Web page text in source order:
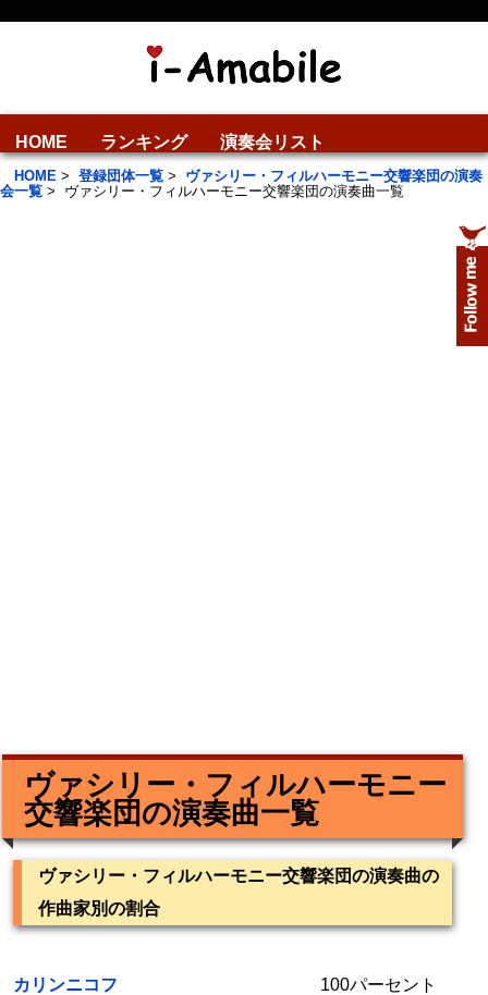
HOME ランキング 演奏会リスト
HOME > 登録団体一覧 > ヴァシリー・フィルハーモニー交響楽団の演奏
会一覧 > ヴァシリー・フィルハーモニー交響楽団の演奏曲一覧
ヴァシリー・フィルハーモニー
交響楽団の演奏曲一覧
ヴァシリー・フィルハーモニー交響楽団の演奏曲の
作曲家別の割合
カリンニコフ 100パーセント